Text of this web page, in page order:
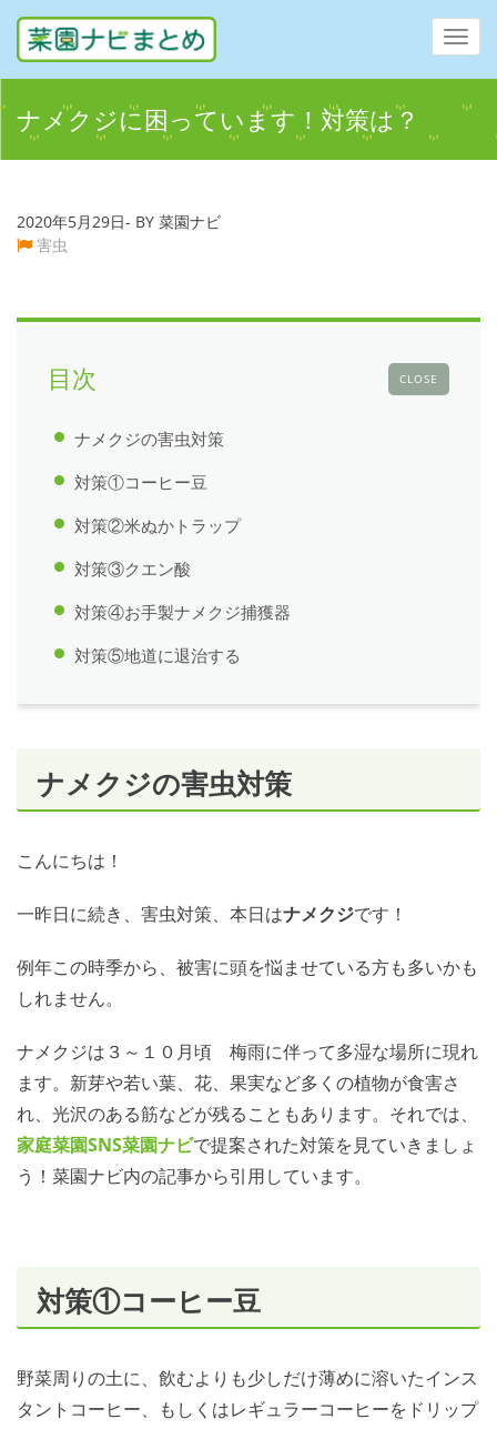
ナメクジに困っています！対策は？
2020年5月29日- BY 菜園ナビ
害虫
CLOSE
目次
ナメクジの害虫対策
対策①コーヒー豆
対策②米ぬかトラップ
対策③クエン酸
対策④お手製ナメクジ捕獲器
対策⑤地道に退治する
ナメクジの害虫対策
こんにちは！
一昨日に続き、害虫対策、本日はナメクジです！
例年この時季から、被害に頭を悩ませている方も多いかも
しれません。
ナメクジは３～１０月頃 梅雨に伴って多湿な場所に現れ
ます。新芽や若い葉、花、果実など多くの植物が食害さ
れ、光沢のある筋などが残ることもあります。それでは、
家庭菜園SNS菜園ナビで提案された対策を見ていきましょ
う！菜園ナビ内の記事から引用しています。
対策①コーヒー豆
野菜周りの土に、飲むよりも少しだけ薄めに溶いたインス
タントコーヒー、もしくはレギュラーコーヒーをドリップ